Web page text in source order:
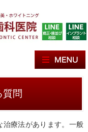
質問
治療法があります。一般